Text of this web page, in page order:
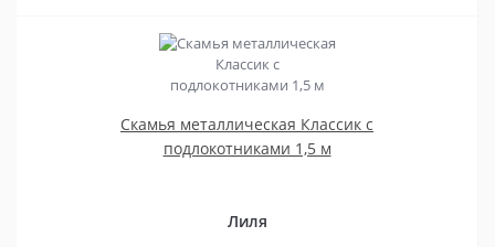
Скамья металлическая Классик с
подлокотниками 1,5 м
Лиля